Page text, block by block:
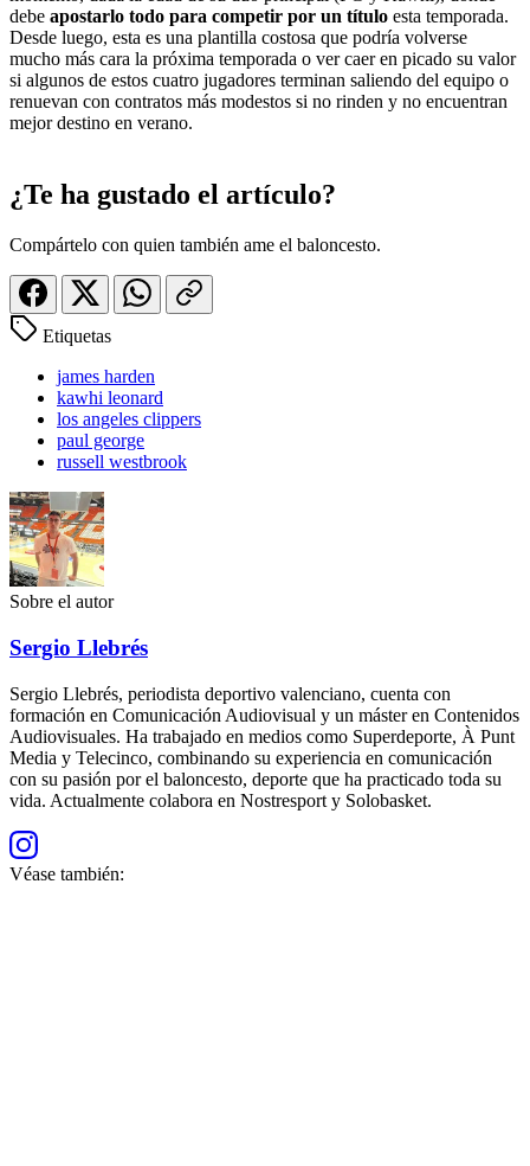
debe apostarlo todo para competir por un título esta temporada.
Desde luego, esta es una plantilla costosa que podría volverse
mucho más cara la próxima temporada o ver caer en picado su valor
si algunos de estos cuatro jugadores terminan saliendo del equipo o
renuevan con contratos más modestos si no rinden y no encuentran
mejor destino en verano.
¿Te ha gustado el artículo?
Compártelo con quien también ame el baloncesto.
Etiquetas
james harden
kawhi leonard
los angeles clippers
paul george
russell westbrook
Sobre el autor
Sergio Llebrés
Sergio Llebrés, periodista deportivo valenciano, cuenta con
formación en Comunicación Audiovisual y un máster en Contenidos
Audiovisuales. Ha trabajado en medios como Superdeporte, À Punt
Media y Telecinco, combinando su experiencia en comunicación
con su pasión por el baloncesto, deporte que ha practicado toda su
vida. Actualmente colabora en Nostresport y Solobasket.
Véase también: